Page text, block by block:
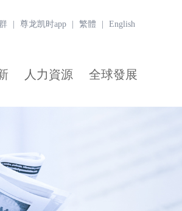
尊龙凯时app 繁體 English
人力資源 全球發展